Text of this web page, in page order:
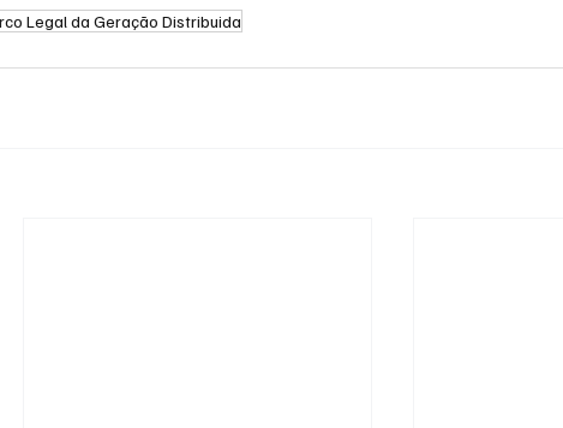
Legal da Geração Distribuida